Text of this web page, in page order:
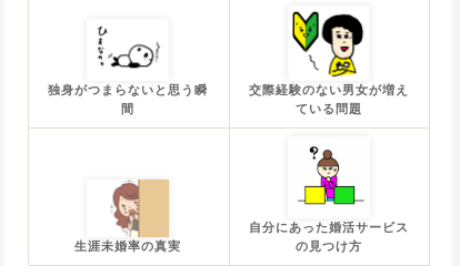
独身がつまらないと思う瞬
間
交際経験のない男女が増え
ている問題
生涯未婚率の真実
自分にあった婚活サービス
の見つけ方